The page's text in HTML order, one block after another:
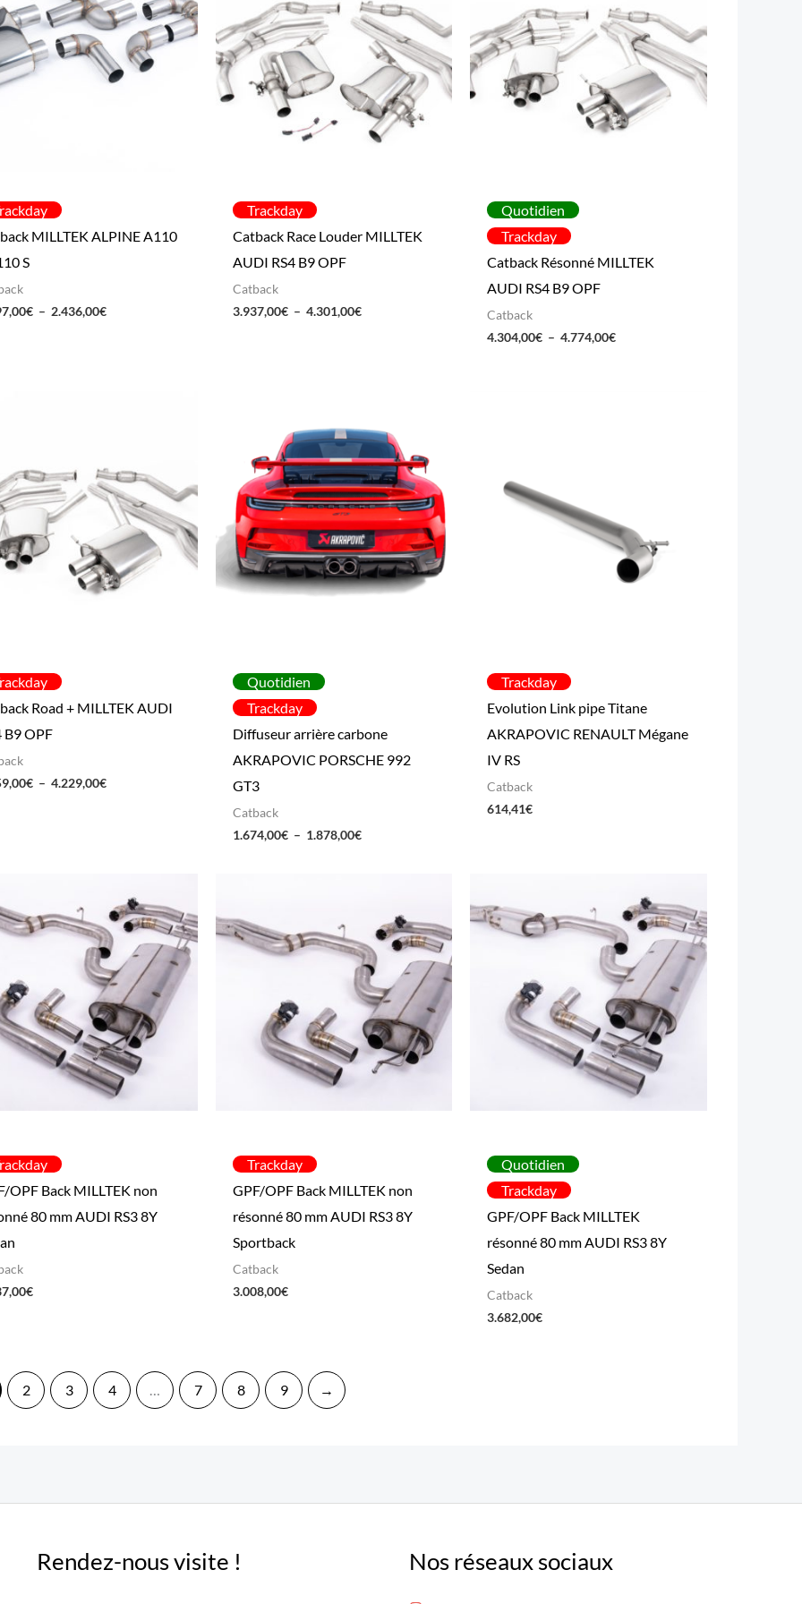
MILLTEK ALPINE A110
S
€ – 2.436,00€
à
2.436,00€
Trackday
Catback Race Louder MILLTEK
AUDI RS4 B9 OPF
Catback
3.937,00€ – 4.301,00€
à
4.301,00€
Quotidien
Trackday
Catback Résonné MILLTEK
AUDI RS4 B9 OPF
Catback
4.304,00€ – 4.774,00€
à
4.774,00€
Road + MILLTEK AUDI
B9 OPF
€ – 4.229,00€
4.229,00€
Quotidien
Trackday
Diffuseur arrière carbone
AKRAPOVIC PORSCHE 992
GT3
Catback
1.674,00€ – 1.878,00€
prix :
1.674,00€
à
1.878,00€
Trackday
Evolution Link pipe Titane
AKRAPOVIC RENAULT Mégane
IV RS
Catback
614,41€
OPF Back MILLTEK non
80 mm AUDI RS3 8Y
€
Trackday
GPF/OPF Back MILLTEK non
résonné 80 mm AUDI RS3 8Y
Sportback
Catback
3.008,00€
Quotidien
Trackday
GPF/OPF Back MILLTEK
résonné 80 mm AUDI RS3 8Y
Sedan
Catback
3.682,00€
2 3 4 7 8 9 →
Rendez-nous visite ! Nos réseaux sociaux